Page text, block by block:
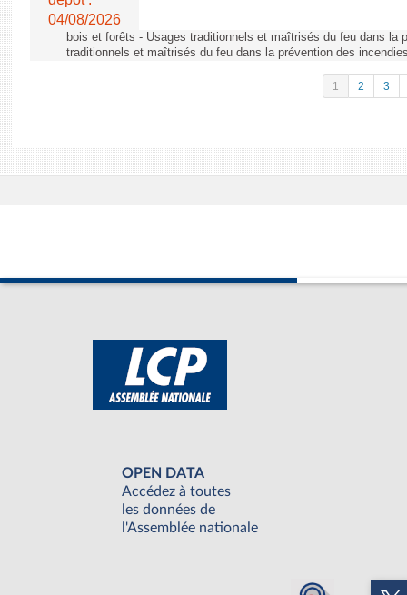
04/08/2026
bois et forêts - Usages traditionnels et maîtrisés du feu dans la
traditionnels et maîtrisés du feu dans la prévention des
1 2 3
OPEN DATA
Accédez à toutes
les données de
l'Assemblée nationale